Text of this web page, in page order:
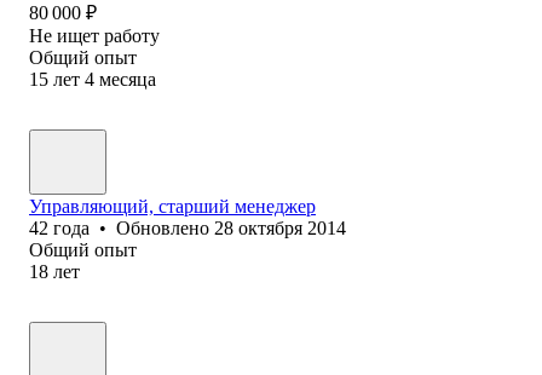
80 000 ₽
Не ищет работу
Общий опыт
15 лет 4 месяца
Управляющий, старший менеджер
42 года • Обновлено 28 октября 2014
Общий опыт
18 лет